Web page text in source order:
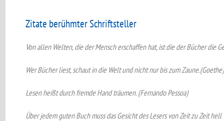
Zitate berühmter Schriftsteller
Von allen Welten, die der Mensch erschaffen hat, ist die der Bücher die
Wer Bücher liest, schaut in die Welt und nicht nur bis zum Zaune.(Goethe)
Lesen heißt durch fremde Hand träumen. (Fernando Pessoa)
Über jedem guten Buch muss das Gesicht des Lesers von Zeit zu Zeit